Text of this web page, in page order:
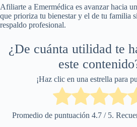
Afiliarte a Emermédica es avanzar hacia
que prioriza tu bienestar y el de tu familia
respaldo profesional.
¿De cuánta utilidad te
este
¡Haz clic en una estrella para
Promedio de puntuación 4.7/ 5.